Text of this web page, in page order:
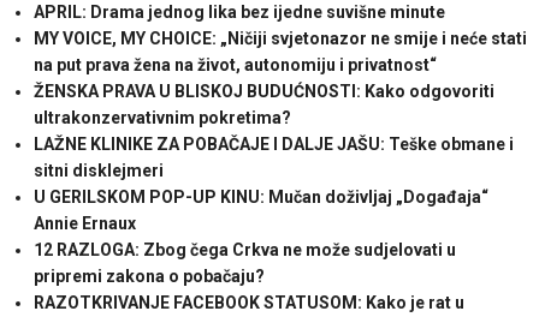
APRIL: Drama jednog lika bez ijedne suvišne minute
MY VOICE, MY CHOICE: „Ničiji svjetonazor ne smije i neće stati
na put prava žena na život, autonomiju i privatnost“
ŽENSKA PRAVA U BLISKOJ BUDUĆNOSTI: Kako odgovoriti
ultrakonzervativnim pokretima?
LAŽNE KLINIKE ZA POBAČAJE I DALJE JAŠU: Teške obmane i
sitni disklejmeri
U GERILSKOM POP-UP KINU: Mučan doživljaj „Događaja“
Annie Ernaux
12 RAZLOGA: Zbog čega Crkva ne može sudjelovati u
pripremi zakona o pobačaju?
RAZOTKRIVANJE FACEBOOK STATUSOM: Kako je rat u